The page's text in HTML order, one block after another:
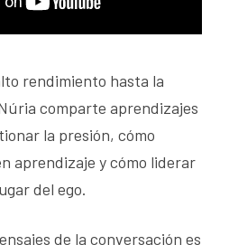
rendimiento hasta la
comparte aprendizajes
la presión, cómo
aprendizaje y cómo liderar
del ego.
de la conversación es